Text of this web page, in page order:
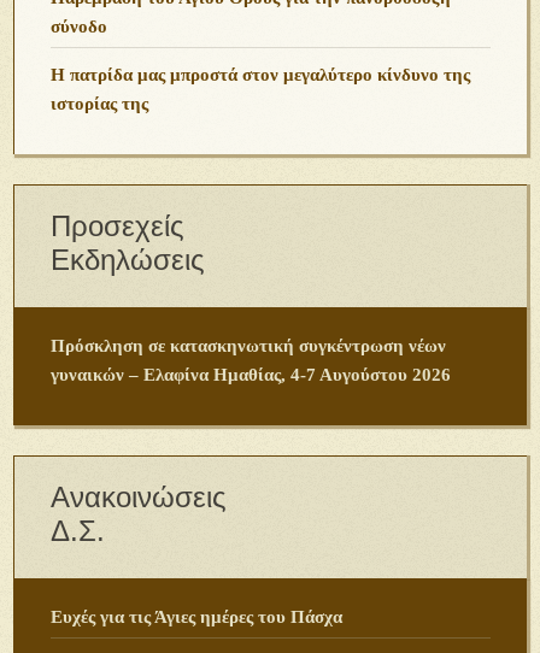
σύνοδο
Η πατρίδα μας μπροστά στον μεγαλύτερο κίνδυνο της
ιστορίας της
Προσεχείς
Εκδηλώσεις
Πρόσκληση σε κατασκηνωτική συγκέντρωση νέων
γυναικών – Ελαφίνα Ημαθίας, 4-7 Αυγούστου 2026
Ανακοινώσεις
Δ.Σ.
Ευχές για τις Άγιες ημέρες του Πάσχα